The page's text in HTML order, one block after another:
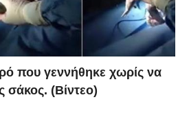
που γεννήθηκε χωρίς να
σάκος. (Βίντεο)